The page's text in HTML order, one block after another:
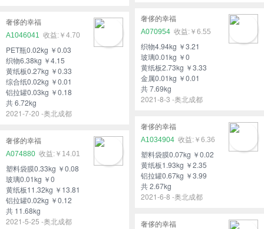
奢侈的幸福
A070954
￥6.55
织物4.94kg ￥3.21
玻璃0.01kg ￥0
黄纸板2.73kg ￥3.33
金属0.01kg ￥0.01
共 7.69kg
2021-8-3 -奥北成都
奢侈的幸福
A1046041
￥4.70
PET瓶0.02kg ￥0.03
织物6.38kg ￥4.15
黄纸板0.27kg ￥0.33
综合纸0.02kg ￥0.01
铝拉罐0.03kg ￥0.18
共 6.72kg
2021-7-20 -奥北成都
奢侈的幸福
A1034904
￥6.36
塑料袋膜0.07kg ￥0.02
黄纸板1.93kg ￥2.35
铝拉罐0.67kg ￥3.99
共 2.67kg
2021-6-8 -奥北成都
奢侈的幸福
A074880
￥14.01
塑料袋膜0.33kg ￥0.08
玻璃0.01kg ￥0
黄纸板11.32kg ￥13.81
铝拉罐0.02kg ￥0.12
共 11.68kg
2021-5-25 -奥北成都
奢侈的幸福